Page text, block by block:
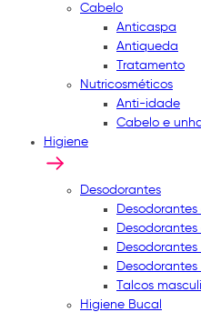
Cabelo
Anticaspa
Antiqueda
Tratamento
Nutricosméticos
Anti-idade
Cabelo e
Higiene
Desodorantes
Talcos
Higiene Bucal